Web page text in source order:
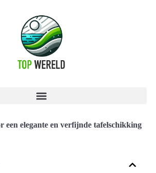
een elegante en verfijnde tafelschikking